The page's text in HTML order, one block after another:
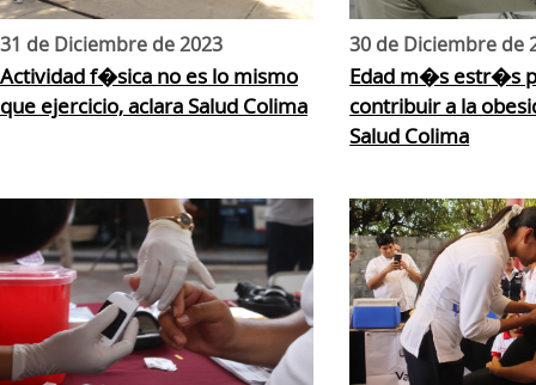
31 de Diciembre de 2023
Actividad f�sica no es lo mismo
que ejercicio, aclara Salud Colima
30 de Diciembre de
Edad m�s estr�s
contribuir a la
Salud Colima